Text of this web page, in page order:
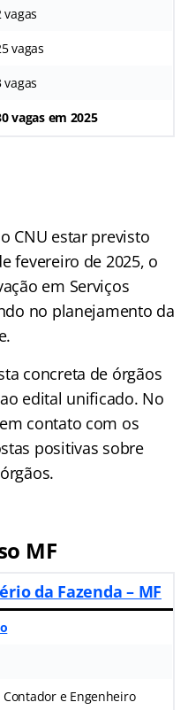
vagas
vagas
vagas
vagas em 2025
CNU estar previsto
fevereiro de 2025, o
em Serviços
no planejamento da
concreta de órgãos
edital unificado. No
contato com os
positivas sobre
MF
da Fazenda – MF
e Engenheiro